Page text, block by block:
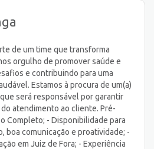
de um time que transforma
orgulho de promover saúde e
e contribuindo para uma
Estamos à procura de um(a)
será responsável por garantir
atendimento ao cliente. Pré-
Completo; - Disponibilidade para
boa comunicação e proatividade; -
em Juiz de Fora; - Experiência